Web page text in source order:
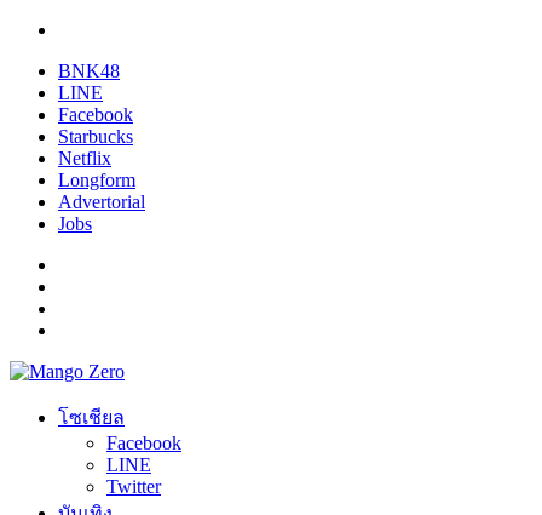
BNK48
LINE
Facebook
Starbucks
Netflix
Longform
Advertorial
Jobs
โซเชียล
Facebook
LINE
Twitter